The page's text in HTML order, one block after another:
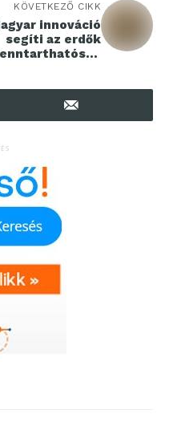
KÖVETKEZŐ CIKK
innováció
segíti az erdők